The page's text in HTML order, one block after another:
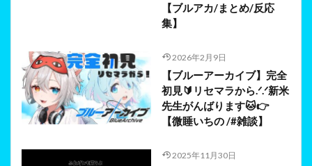
【ブルアカ/まとめ/反応
集】
2026年2月9日
【ブルーアーカイブ】完全
初見🔰リセマラから.ᐟ.ᐟ新米
先生がんばります🐱👉
【微睡いちの /#雑談】
2025年11月30日